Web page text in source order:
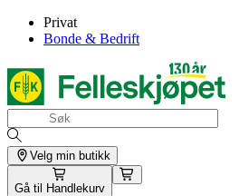
Privat
Bonde & Bedrift
Velg min butikk
Gå til Handlekurv